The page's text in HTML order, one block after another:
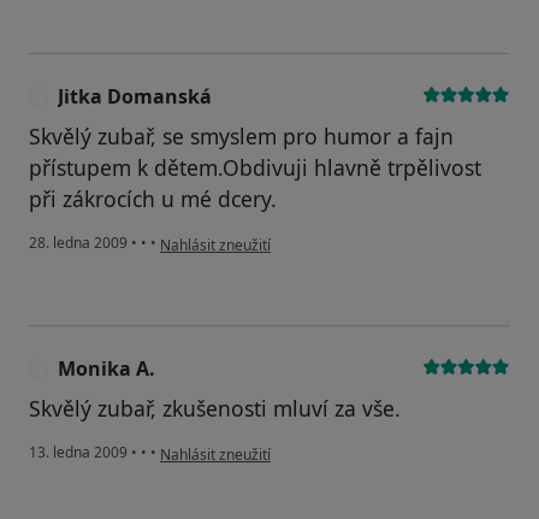
Jitka Domanská
Skvělý zubař, se smyslem pro humor a fajn
přístupem k dětem.Obdivuji hlavně trpělivost
při zákrocích u mé dcery.
28. ledna 2009 • • • podle názoru uživatele Jitka Domanská
Nahlásit zneužití
Monika A.
Skvělý zubař, zkušenosti mluví za vše.
13. ledna 2009 • • • podle názoru uživatele Monika A.
Nahlásit zneužití